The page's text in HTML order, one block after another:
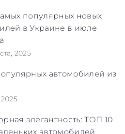
популярных новых
в Украине в июле
2025
автомобилей из
элегантность: ТОП 10
автомобилей